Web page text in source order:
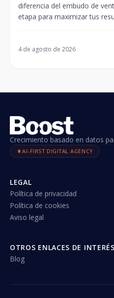
diferencia del embudo de
etapa para maximizar tus
4 de agosto de 2026
Crecimiento basado en datos
AI-FIRST DIGITAL AGENCY
LEGAL
Política de privacidad
Política de cookies
Aviso legal
OTROS ENLACES DE INTERÉS
Blog